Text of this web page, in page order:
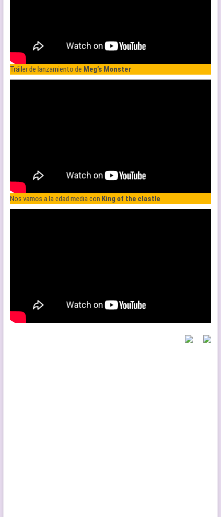
Tráiler de lanzamiento de Meg’s Monster
Nos vamos a la edad media con King of the clastle